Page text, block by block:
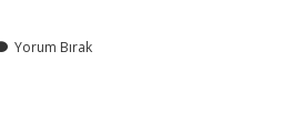
Yorum Bırak